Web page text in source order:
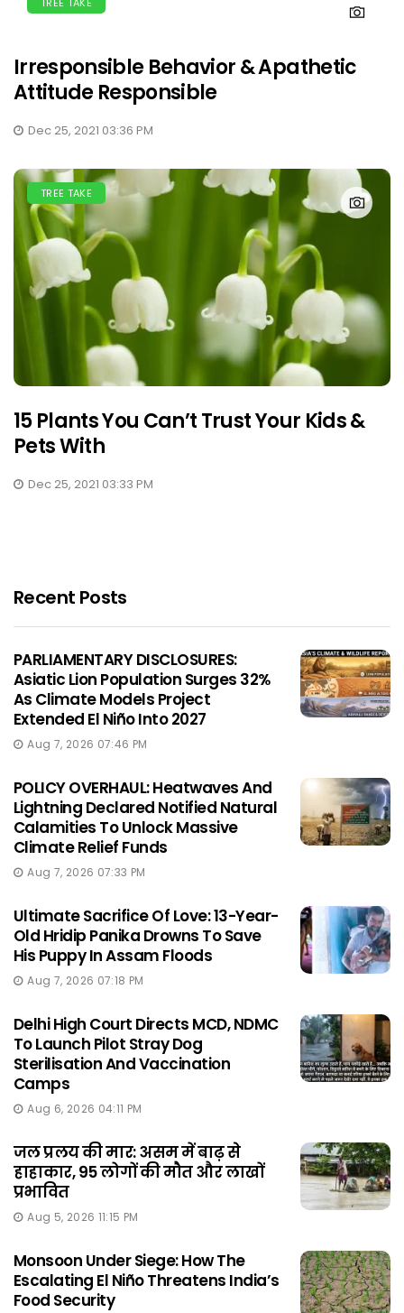
Irresponsible Behavior & Apathetic
Attitude Responsible
Dec 25, 2021 03:36 PM
TREE TAKE
15 Plants You Can’t Trust Your Kids &
Pets With
Dec 25, 2021 03:33 PM
Recent Posts
PARLIAMENTARY DISCLOSURES:
Asiatic Lion Population Surges 32%
As Climate Models Project
Extended El Niño Into 2027
Aug 7, 2026 07:46 PM
POLICY OVERHAUL: Heatwaves And
Lightning Declared Notified Natural
Calamities To Unlock Massive
Climate Relief Funds
Aug 7, 2026 07:33 PM
Ultimate Sacrifice Of Love: 13-Year-
Old Hridip Panika Drowns To Save
His Puppy In Assam Floods
Aug 7, 2026 07:18 PM
Delhi High Court Directs MCD, NDMC
To Launch Pilot Stray Dog
Sterilisation And Vaccination
Camps
Aug 6, 2026 04:11 PM
जल प्रलय की मार: असम में बाढ़ से
हाहाकार, 95 लोगों की मौत और लाखों
प्रभावित
Aug 5, 2026 11:15 PM
Monsoon Under Siege: How The
Escalating El Niño Threatens India’s
Food Security